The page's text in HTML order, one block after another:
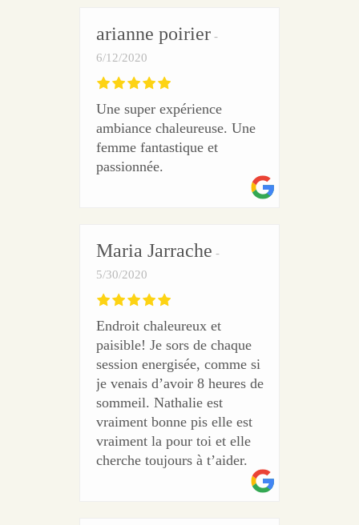
arianne poirier
6/12/2020
Une super expérience
ambiance chaleureuse. Une
femme fantastique et
passionnée.
Maria Jarrache
5/30/2020
Endroit chaleureux et
paisible! Je sors de chaque
session energisée, comme si
je venais d’avoir 8 heures de
sommeil. Nathalie est
vraiment bonne pis elle est
vraiment la pour toi et elle
cherche toujours à t’aider.